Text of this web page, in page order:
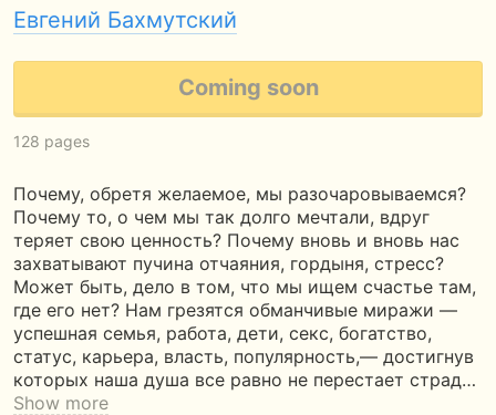
Евгений Бахмутский
Coming soon
128 pages
Почему, обретя желаемое, мы разочаровываемся?
Почему то, о чем мы так долго мечтали, вдруг
теряет свою ценность? Почему вновь и вновь нас
захватывают пучина отчаяния, гордыня, стресс?
Может быть, дело в том, что мы ищем счастье там,
где его нет? Нам грезятся обманчивые миражи —
успешная семья, работа, дети, секс, богатство,
статус, карьера, власть, популярность,— достигнув
которых наша душа все равно не перестает страд…
Show more